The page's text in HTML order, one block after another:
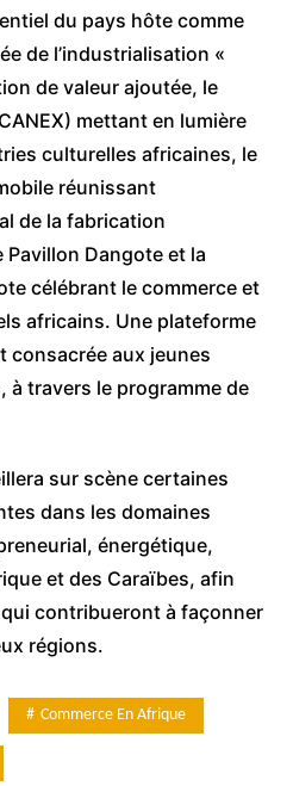
du pays hôte comme
de l’industrialisation «
de valeur ajoutée, le
mettant en lumière
culturelles africaines, le
réunissant
de la fabrication
Dangote et la
célébrant le commerce et
africains. Une plateforme
consacrée aux jeunes
travers le programme de
sur scène certaines
dans les domaines
énergétique,
et des Caraïbes, afin
qui contribueront à façonner
régions.
Commerce En Afrique